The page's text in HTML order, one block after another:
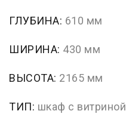
ГЛУБИНА: 610 мм
ШИРИНА: 430 мм
ВЫСОТА: 2165 мм
ТИП: шкаф с витриной